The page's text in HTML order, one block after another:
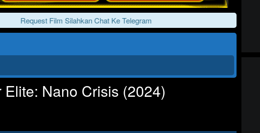
Request Film Silahkan Chat Ke Telegram
Elite: Nano Crisis (2024)